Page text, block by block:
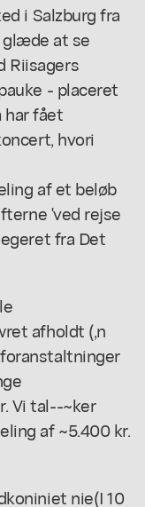
i Salzburg fra
glæde at se
Riisagers
- placeret
har fået
hvori
af et beløb
'ved rejse
fra Det
afholdt (,n
Vi tal--~ker
af ~5.400 kr.
nie(I 10